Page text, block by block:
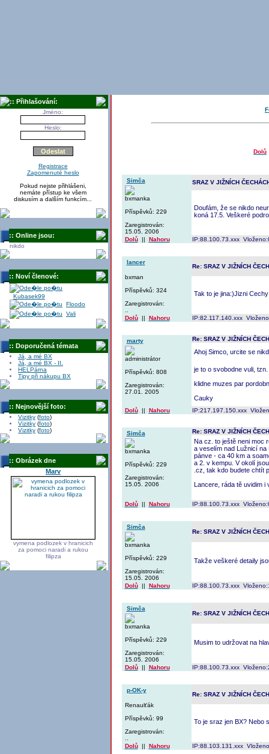
:: Přihlašování:
Jméno:
Heslo:
Registrace
Zapomenuté heslo
Pokud nejste přihlášeni,
nemáte přístup ke všem
diskusím a dalším funkcím...
:: Online jsou:
nikdo
:: Noví členové:
Kubasek99
Floodo
Vali
:: Doporučená témata
Já, a mé BX
Já, a mé BX - II.
HELPárna
Tipy při nákupu BX
:: Nejnovější foto:
Vizitky (foto)
Vizitky (foto)
Vizitky (foto)
:: Obrázek dne
Marv
vymena podlozek v hranicich
za pomoci naradi a rukou
filipza
Dolů
Simča
bxmanka
Příspěvků: 229
Zaregistrován:
15.05. 2006
SRAZ V JIŽNÍCH
Doufám, že se nikdo
koná 17.5. Veškeré
Dolů|| Nahoru IP:88.100.73.xxx
lancer
bxman
Příspěvků: 324
Zaregistrován:
Re: SRAZ V JIŽNÍCH
Tak to je jina:)Jizni
Dolů|| Nahoru IP:82.117.140.xxx
marty
administrátor
Příspěvků: 808
Zaregistrován:
27.01. 2005
Re: SRAZ V JIŽNÍCH
Ahoj Simco, urcite se
je to o svobodne vuli,
klidne muzes par
Cauky
Dolů|| Nahoru IP:217.197.150.xxx
Simča
bxmanka
Příspěvků: 229
Zaregistrován:
15.05. 2006
Re: SRAZ V JIŽNÍCH
Na cz. to ještě neni moc
a veselím nad Lužnicí na
pánve - ca 40 km a
a 2. v kempu. V okolí
.cz, tak kdo budete chtít
Lancere, ráda tě uvidim i
Dolů|| Nahoru IP:88.100.73.xxx
Simča
bxmanka
Příspěvků: 229
Zaregistrován:
15.05. 2006
Re: SRAZ V JIŽNÍCH
Takže veškeré detaily
Dolů|| Nahoru IP:88.100.73.xxx
Simča
bxmanka
Příspěvků: 229
Zaregistrován:
15.05. 2006
Re: SRAZ V JIŽNÍCH
Musim to udržovat na
Dolů|| Nahoru IP:88.100.73.xxx
p-OK-y
Renaulťák
Příspěvků: 99
Zaregistrován:
Re: SRAZ V JIŽNÍCH
To je sraz jen BX? Nebo
Dolů|| Nahoru IP:88.103.131.xxx